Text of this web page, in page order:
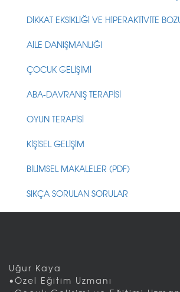
DİKKAT EKSİKLİĞİ VE HİPERAKTİVİTE
AİLE DANIŞMANLIĞI
ÇOCUK GELİŞİMİ
ABA-DAVRANIŞ TERAPİSİ
OYUN TERAPİSİ
KİŞİSEL GELİŞİM
BİLİMSEL MAKALELER (PDF)
SIKÇA SORULAN SORULAR
Uğur Kaya
•Özel Eğitim Uzmanı